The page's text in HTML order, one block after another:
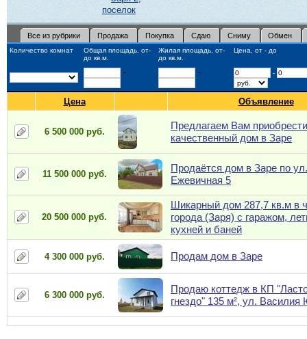
поселок
Все из рубрики Продажа Покупка Сдаю Сниму Обмен
Количество комнат
Общая площадь, от-
до кв.м.
Жилая площадь, от-
до кв.м.
Цена, от - до
- - -
Цена Объявление
6 500 000 руб.
Предлагаем Вам
качественный дом в Заре
11 500 000 руб.
Продаётся дом в Заре по ул.
Ежевичная 5
20 500 000 руб.
Шикарный дом 287,7 кв.м в
города (Заря) с гаражом,
кухней и баней
4 300 000 руб. Продам дом в Заре
6 300 000 руб.
Продаю коттедж в КП
гнездо" 135 м², ул. Василия